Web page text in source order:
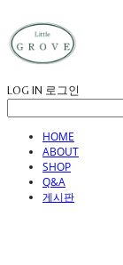
LOG IN 로그인
HOME
ABOUT
SHOP
Q&A
게시판